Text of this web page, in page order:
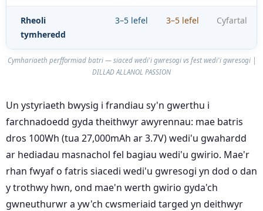
Rheoli
tymheredd
3–5 lefel 3–5 lefel Cyfartal
Cymhariaeth perfformiad batri — siaced wedi'i gwresogi vs fest wedi'i gwresogi |
DILLAD ALLANOL PASSION
Un ystyriaeth bwysig i frandiau sy'n gwerthu i
farchnadoedd gyda theithwyr awyrennau: mae batris
dros 100Wh (tua 27,000mAh ar 3.7V) wedi'u gwahardd
ar hediadau masnachol fel bagiau wedi'u gwirio. Mae'r
rhan fwyaf o fatris siacedi wedi'u gwresogi yn dod o dan
y trothwy hwn, ond mae'n werth gwirio gyda'ch
gwneuthurwr a yw'ch cwsmeriaid targed yn deithwyr